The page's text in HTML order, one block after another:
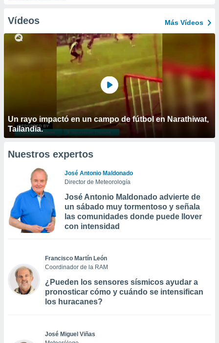
Vídeos Más Vídeos
Un rayo impactó en un campo de fútbol en Narathiwat,
Tailandia.
Nuestros expertos
José Antonio Maldonado
Director de Meteorología
José Antonio Maldonado advierte de
un sábado muy tormentoso y señala
las comunidades donde puede llover
con intensidad
Francisco Martín León
Coordinador de la RAM
¿Pueden los sensores sísmicos ayudar a
pronosticar cómo y cuándo se intensifican
los huracanes?
José Miguel Viñas